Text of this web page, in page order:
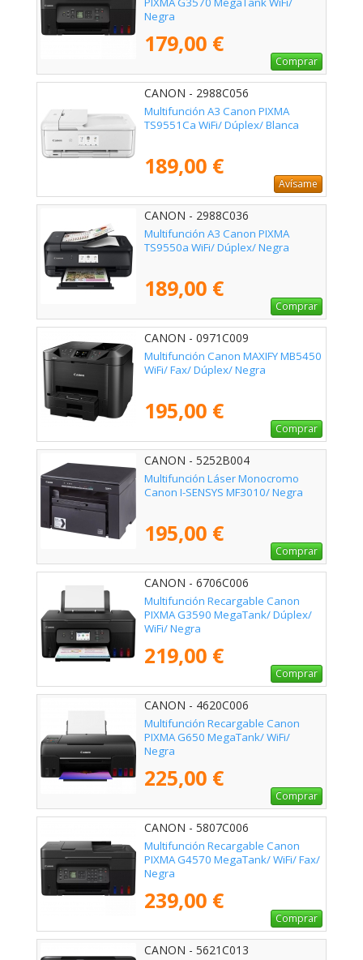
Negra
179,00 €
Comprar
CANON - 2988C056
Multifunción A3 Canon PIXMA
TS9551Ca WiFi/ Dúplex/ Blanca
189,00 €
Avísame
CANON - 2988C036
Multifunción A3 Canon PIXMA
TS9550a WiFi/ Dúplex/ Negra
189,00 €
Comprar
CANON - 0971C009
Multifunción Canon MAXIFY MB5450
WiFi/ Fax/ Dúplex/ Negra
195,00 €
Comprar
CANON - 5252B004
Multifunción Láser Monocromo
Canon I-SENSYS MF3010/ Negra
195,00 €
Comprar
CANON - 6706C006
Multifunción Recargable Canon
PIXMA G3590 MegaTank/ Dúplex/
WiFi/ Negra
219,00 €
Comprar
CANON - 4620C006
Multifunción Recargable Canon
PIXMA G650 MegaTank/ WiFi/
Negra
225,00 €
Comprar
CANON - 5807C006
Multifunción Recargable Canon
PIXMA G4570 MegaTank/ WiFi/ Fax/
Negra
239,00 €
Comprar
CANON - 5621C013